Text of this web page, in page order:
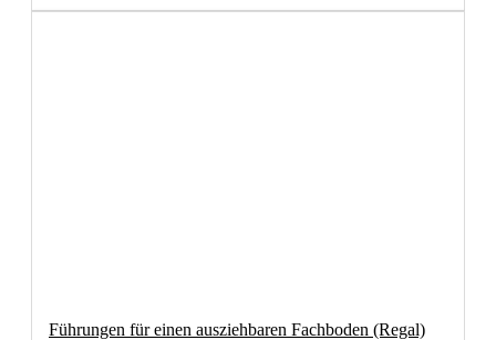
Führungen für einen ausziehbaren Fachboden (Regal)